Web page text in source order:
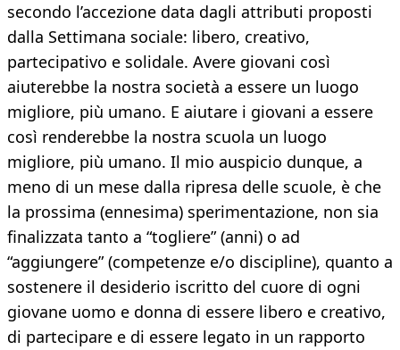
secondo l’accezione data dagli attributi proposti
dalla Settimana sociale: libero, creativo,
partecipativo e solidale. Avere giovani così
aiuterebbe la nostra società a essere un luogo
migliore, più umano. E aiutare i giovani a essere
così renderebbe la nostra scuola un luogo
migliore, più umano. Il mio auspicio dunque, a
meno di un mese dalla ripresa delle scuole, è che
la prossima (ennesima) sperimentazione, non sia
finalizzata tanto a “togliere” (anni) o ad
“aggiungere” (competenze e/o discipline), quanto a
sostenere il desiderio iscritto del cuore di ogni
giovane uomo e donna di essere libero e creativo,
di partecipare e di essere legato in un rapporto